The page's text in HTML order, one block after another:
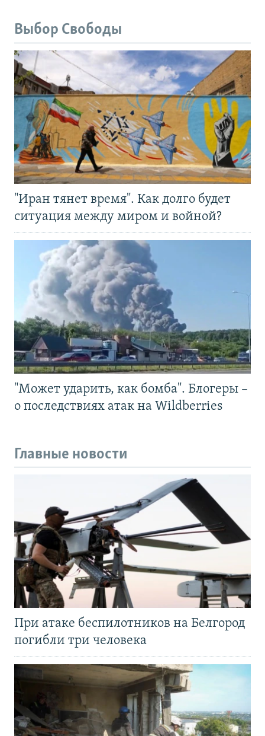
Выбор Свободы
"Иран тянет время". Как долго будет
ситуация между миром и войной?
"Может ударить, как бомба". Блогеры –
о последствиях атак на Wildberries
Главные новости
При атаке беспилотников на Белгород
погибли три человека